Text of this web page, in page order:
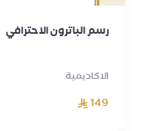
رسم الباترون الاحترافي
الاكاديمية
149